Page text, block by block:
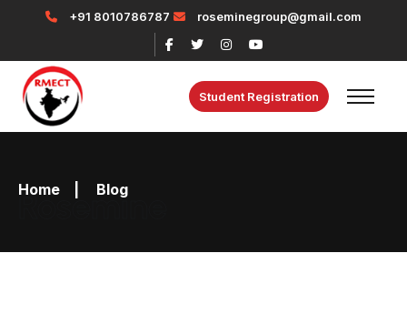
+91 8010786787 roseminegroup@gmail.com
Student Registration
Rosemine
Home Blog